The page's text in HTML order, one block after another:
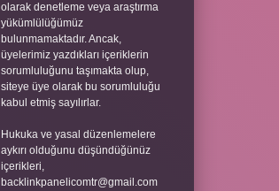
olarak denetleme veya araştırma
yükümlülüğümüz
bulunmamaktadır. Ancak,
üyelerimiz yazdıkları içeriklerin
sorumluluğunu taşımakta olup,
siteye üye olarak bu sorumluluğu
kabul etmiş sayılırlar.
Hukuka ve yasal düzenlemelere
aykırı olduğunu düşündüğünüz
içerikleri,
backlinkpanelicomtr@gmail.com